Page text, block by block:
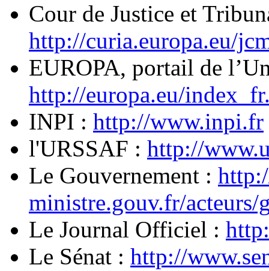
Cour de Justice et
http://curia.europa.eu/
EUROPA, portail de
http://europa.eu/
INPI : http://www.inpi.fr
l'URSSAF : http://
Le Gouvernement :
ministre.gouv.fr/acteurs/
Le Journal Officiel :
Le Sénat : http://